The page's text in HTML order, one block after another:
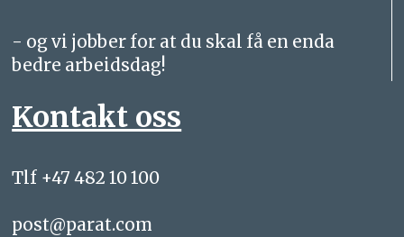
- og vi jobber for at du skal få en enda
bedre arbeidsdag!
Kontakt oss
Tlf +47 482 10 100
post@parat.com